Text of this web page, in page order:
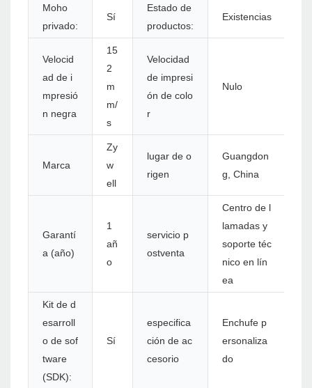
Moho
privado:
Sí
Estado de
productos:
Existencias
Velocid
ad de i
mpresió
n negra
15
2
m
m/
s
Velocidad
de impresi
ón de colo
r
Nulo
Marca
Zy
w
ell
lugar de o
rigen
Guangdon
g, China
Garantí
a (año)
1
añ
o
servicio p
ostventa
Centro de l
lamadas y
soporte téc
nico en lín
ea
Kit de d
esarroll
o de sof
tware
(SDK):
Sí
especifica
ción de ac
cesorio
Enchufe p
ersonaliza
do